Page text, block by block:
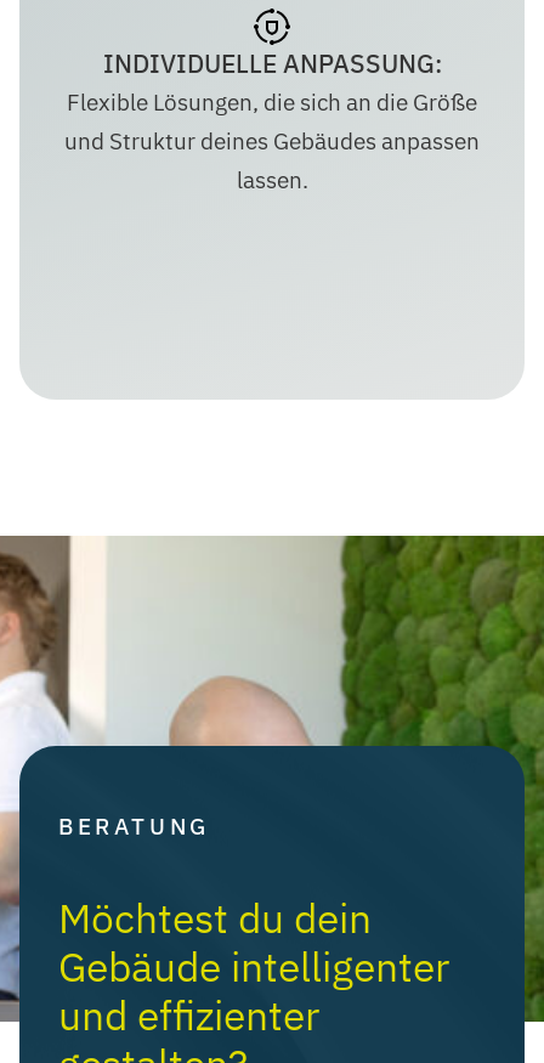
INDIVIDUELLE ANPASSUNG:
Flexible Lösungen, die sich an die Größe
und Struktur deines Gebäudes anpassen
lassen.
BERATUNG
Möchtest du dein
Gebäude intelligenter
und effizienter